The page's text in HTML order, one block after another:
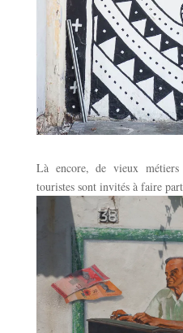
Là encore, de vieux
touristes sont invités à faire